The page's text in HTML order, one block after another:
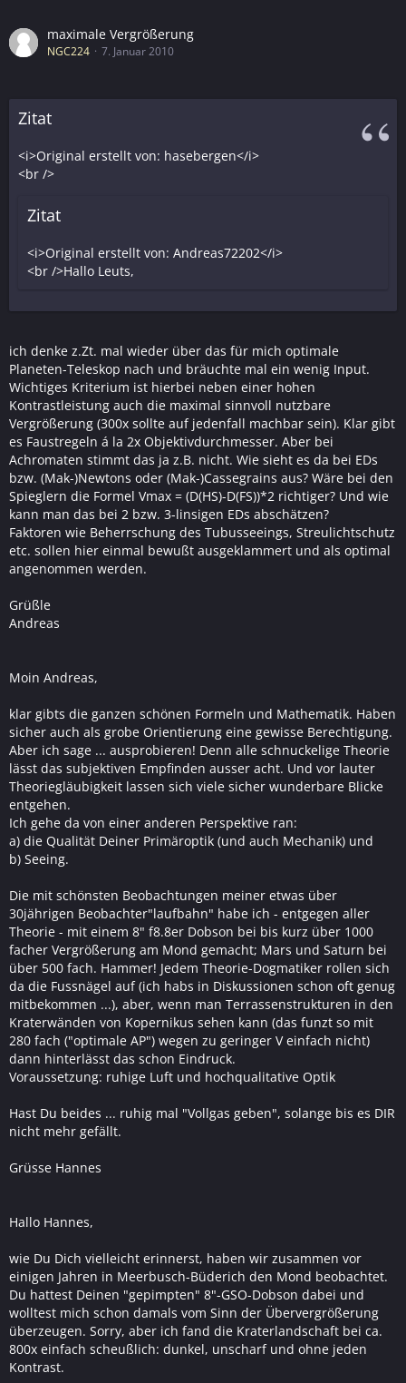
maximale Vergrößerung
NGC224 7. Januar 2010
Zitat
<i>Original erstellt von: hasebergen</i>
<br />
Zitat
<i>Original erstellt von: Andreas72202</i>
<br />Hallo Leuts,
ich denke z.Zt. mal wieder über das für mich optimale
Planeten-Teleskop nach und bräuchte mal ein wenig Input.
Wichtiges Kriterium ist hierbei neben einer hohen
Kontrastleistung auch die maximal sinnvoll nutzbare
Vergrößerung (300x sollte auf jedenfall machbar sein). Klar gibt
es Faustregeln á la 2x Objektivdurchmesser. Aber bei
Achromaten stimmt das ja z.B. nicht. Wie sieht es da bei EDs
bzw. (Mak-)Newtons oder (Mak-)Cassegrains aus? Wäre bei den
Spieglern die Formel Vmax = (D(HS)-D(FS))*2 richtiger? Und wie
kann man das bei 2 bzw. 3-linsigen EDs abschätzen?
Faktoren wie Beherrschung des Tubusseeings, Streulichtschutz
etc. sollen hier einmal bewußt ausgeklammert und als optimal
angenommen werden.
Grüßle
Andreas
Moin Andreas,
klar gibts die ganzen schönen Formeln und Mathematik. Haben
sicher auch als grobe Orientierung eine gewisse Berechtigung.
Aber ich sage ... ausprobieren! Denn alle schnuckelige Theorie
lässt das subjektiven Empfinden ausser acht. Und vor lauter
Theoriegläubigkeit lassen sich viele sicher wunderbare Blicke
entgehen.
Ich gehe da von einer anderen Perspektive ran:
a) die Qualität Deiner Primäroptik (und auch Mechanik) und
b) Seeing.
Die mit schönsten Beobachtungen meiner etwas über
30jährigen Beobachter"laufbahn" habe ich - entgegen aller
Theorie - mit einem 8" f8.8er Dobson bei bis kurz über 1000
facher Vergrößerung am Mond gemacht; Mars und Saturn bei
über 500 fach. Hammer! Jedem Theorie-Dogmatiker rollen sich
da die Fussnägel auf (ich habs in Diskussionen schon oft genug
mitbekommen ...), aber, wenn man Terrassenstrukturen in den
Kraterwänden von Kopernikus sehen kann (das funzt so mit
280 fach ("optimale AP") wegen zu geringer V einfach nicht)
dann hinterlässt das schon Eindruck.
Voraussetzung: ruhige Luft und hochqualitative Optik
Hast Du beides ... ruhig mal "Vollgas geben", solange bis es DIR
nicht mehr gefällt.
Grüsse Hannes
Hallo Hannes,
wie Du Dich vielleicht erinnerst, haben wir zusammen vor
einigen Jahren in Meerbusch-Büderich den Mond beobachtet.
Du hattest Deinen "gepimpten" 8"-GSO-Dobson dabei und
wolltest mich schon damals vom Sinn der Übervergrößerung
überzeugen. Sorry, aber ich fand die Kraterlandschaft bei ca.
800x einfach scheußlich: dunkel, unscharf und ohne jeden
Kontrast.